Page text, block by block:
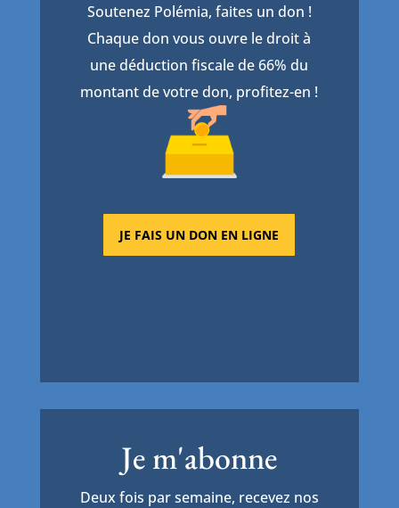
Soutenez Polémia, faites un don !
Chaque don vous ouvre le droit à
une déduction fiscale de 66% du
montant de votre don, profitez-en !
JE FAIS UN DON EN LIGNE
Je m'abonne
Deux fois par semaine, recevez nos